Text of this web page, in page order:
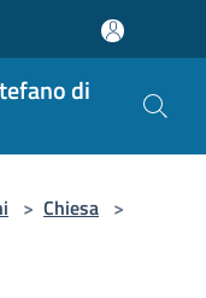
di
> Chiesa >